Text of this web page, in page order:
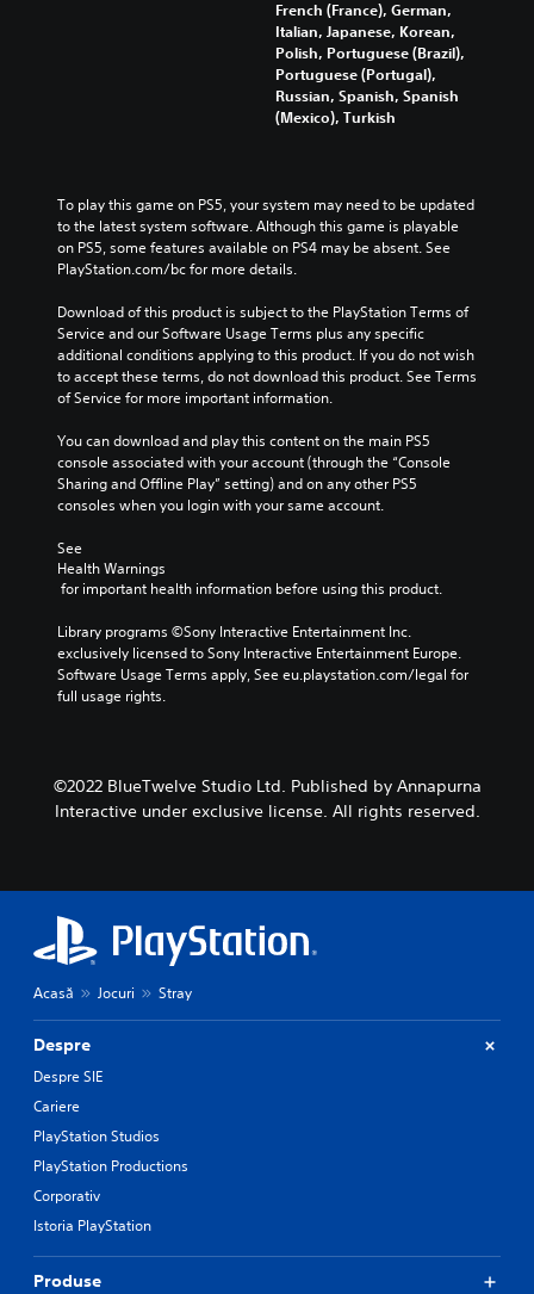
French (France), German,
Italian, Japanese, Korean,
Polish, Portuguese (Brazil),
Portuguese (Portugal),
Russian, Spanish, Spanish
(Mexico), Turkish
To play this game on PS5, your system may need to be updated
to the latest system software. Although this game is playable
on PS5, some features available on PS4 may be absent. See
PlayStation.com/bc for more details.
Download of this product is subject to the PlayStation Terms of
Service and our Software Usage Terms plus any specific
additional conditions applying to this product. If you do not wish
to accept these terms, do not download this product. See Terms
of Service for more important information.
You can download and play this content on the main PS5
console associated with your account (through the “Console
Sharing and Offline Play” setting) and on any other PS5
consoles when you login with your same account.
See
Health Warnings
for important health information before using this product.
Library programs ©Sony Interactive Entertainment Inc.
exclusively licensed to Sony Interactive Entertainment Europe.
Software Usage Terms apply, See eu.playstation.com/legal for
full usage rights.
©2022 BlueTwelve Studio Ltd. Published by Annapurna
Interactive under exclusive license. All rights reserved.
Acasă Jocuri Stray
Despre
Despre SIE
Cariere
PlayStation Studios
PlayStation Productions
Corporativ
Istoria PlayStation
Produse